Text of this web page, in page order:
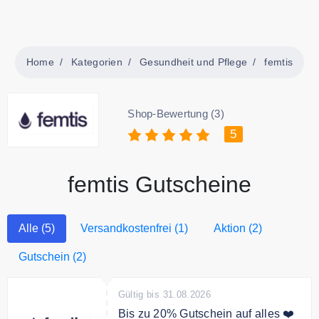
Home Kategorien Gesundheit und Pflege femtis
Shop-Bewertung (3)
5
femtis Gutscheine
Alle (5) Versandkostenfrei (1) Aktion (2)
Gutschein (2)
Gültig bis 31.08.2026
Bis zu 20% Gutschein auf alles ❤️